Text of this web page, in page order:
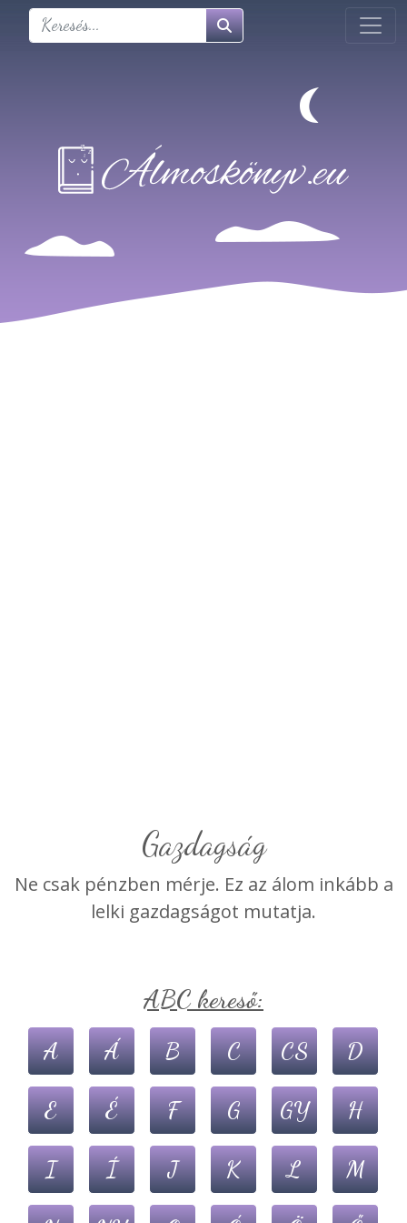
Gazdagság
Ne csak pénzben mérje. Ez az álom inkább a
lelki gazdagságot mutatja.
ABC kereső:
A Á B C CS D
E É F G GY H
I Í J K L M